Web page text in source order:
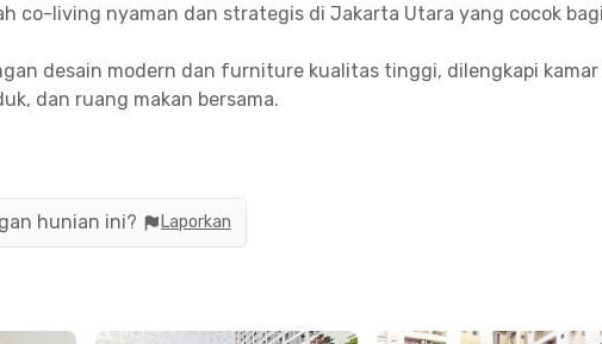
co-living nyaman dan strategis di Jakarta Utara yang cocok
desain modern dan furniture kualitas tinggi, dilengkapi kamar
dan ruang makan bersama.
harga sewa kamar saja. Tagihan lain termasuk air, internet,
Rukita ini disterilkan secara rutin oleh Tim Kebersihan kami.
hunian ini? Laporkan